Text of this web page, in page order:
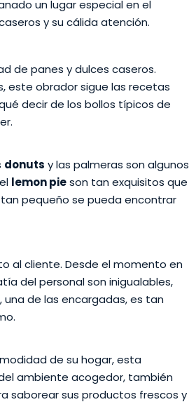
un lugar especial en el
y su cálida atención.
de panes y dulces caseros.
este obrador sigue las recetas
decir de los bollos típicos de
donuts y las palmeras son algunos
lemon pieson tan exquisitos que
pequeño se pueda encontrar
al cliente. Desde el momento en
del personal son inigualables,
de las encargadas, es tan
de su hogar, esta
ambiente acogedor, también
saborear sus productos frescos y